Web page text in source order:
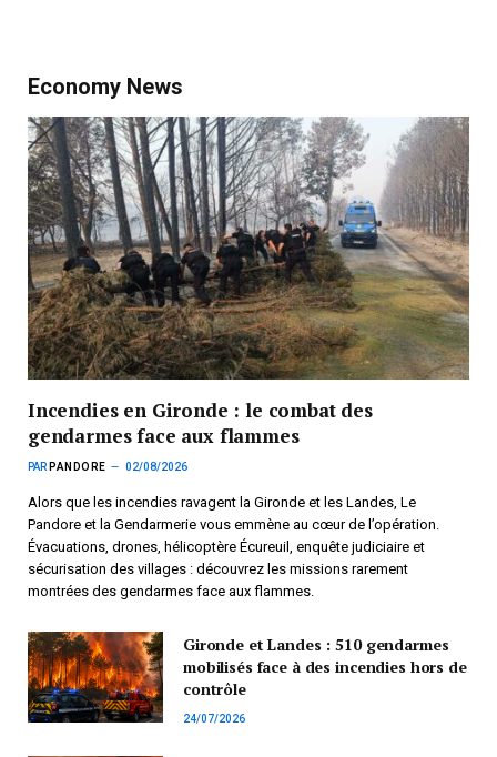
Economy News
Incendies en Gironde : le combat des
gendarmes face aux flammes
PAR PANDORE 02/08/2026
Alors que les incendies ravagent la Gironde et les Landes, Le
Pandore et la Gendarmerie vous emmène au cœur de l’opération.
Évacuations, drones, hélicoptère Écureuil, enquête judiciaire et
sécurisation des villages : découvrez les missions rarement
montrées des gendarmes face aux flammes.
Gironde et Landes : 510 gendarmes
mobilisés face à des incendies hors de
contrôle
24/07/2026